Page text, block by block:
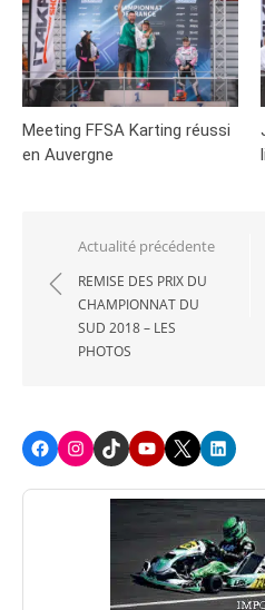
Meeting FFSA Karting réussi
en Auvergne
Navigation
de
l’article
Actualité précédente
REMISE DES PRIX DU
CHAMPIONNAT DU
SUD 2018 – LES
PHOTOS
FacebookInstagram
TikTokYoutube
X